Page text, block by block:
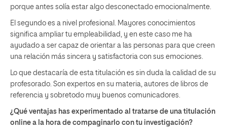
porque antes solía estar algo desconectado emocionalmente.
El segundo es a nivel profesional. Mayores conocimientos
significa ampliar tu empleabilidad, y en este caso me ha
ayudado a ser capaz de orientar a las personas para que creen
una relación más sincera y satisfactoria con sus emociones.
Lo que destacaría de esta titulación es sin duda la calidad de su
profesorado. Son expertos en su materia, autores de libros de
referencia y sobretodo muy buenos comunicadores.
¿Qué ventajas has experimentado al tratarse de una titulación
online a la hora de compaginarlo con tu investigación?